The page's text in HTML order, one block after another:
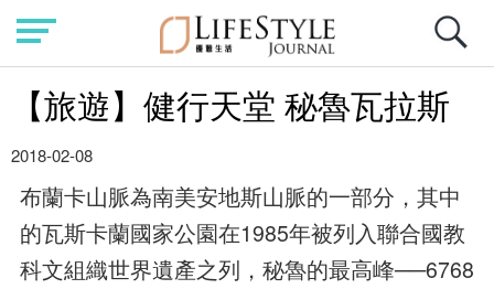
【旅遊】健行天堂 秘魯瓦拉斯
2018-02-08
布蘭卡山脈為南美安地斯山脈的一部分，其中
的瓦斯卡蘭國家公園在1985年被列入聯合國教
科文組織世界遺產之列，秘魯的最高峰──6768